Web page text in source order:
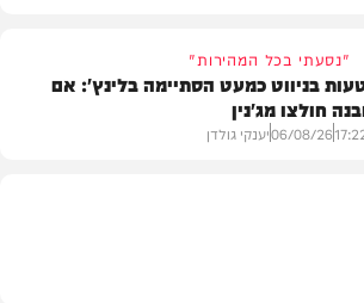
"נסעתי בכל המהירות"
בניווט כמעט הסתיימה בלינץ': אם
חולצו מג'נין
06/08/26יענקי גולדן